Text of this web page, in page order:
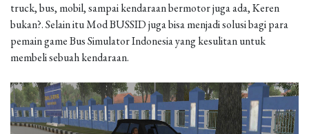
truck, bus, mobil, sampai kendaraan bermotor juga ada, Keren
bukan?. Selain itu Mod BUSSID juga bisa menjadi solusi bagi para
pemain game Bus Simulator Indonesia yang kesulitan untuk
membeli sebuah kendaraan.